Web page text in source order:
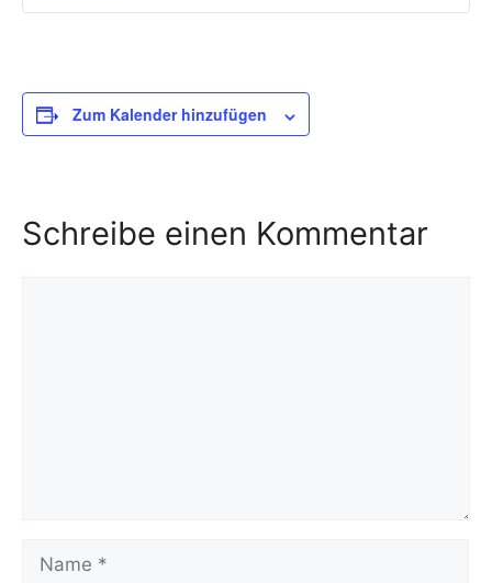
Zum Kalender hinzufügen
Schreibe einen Kommentar
Name